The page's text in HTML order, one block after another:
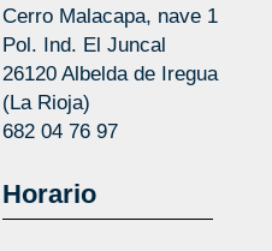
Cerro Malacapa, nave 1
Pol. Ind. El Juncal
26120 Albelda de Iregua
(La Rioja)
682 04 76 97
Horario